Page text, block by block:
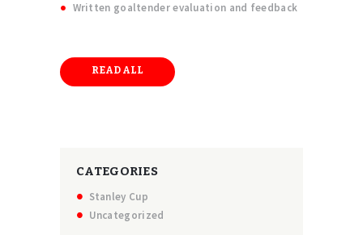
Written goaltender evaluation and feedback
READ ALL
CATEGORIES
Stanley Cup
Uncategorized